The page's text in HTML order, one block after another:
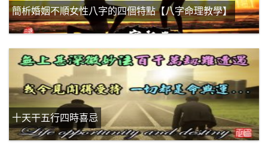
簡析婚姻不順女性八字的四個特點【八字命理教學】
十天干五行四時喜忌